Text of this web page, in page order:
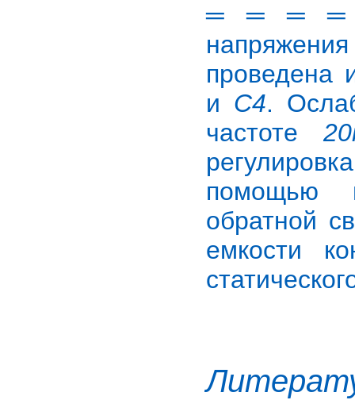
═ ═ ═ ═
проведена
и С4.
частоте
помощью
обратной
емкости